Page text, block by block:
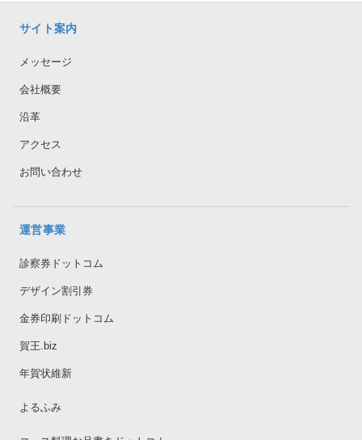
サイト案内
メッセージ
会社概要
沿革
アクセス
お問い合わせ
運営事業
診察券ドットコム
デザイン割引券
金券印刷ドットコム
賀王.biz
年賀状維新
よるふみ